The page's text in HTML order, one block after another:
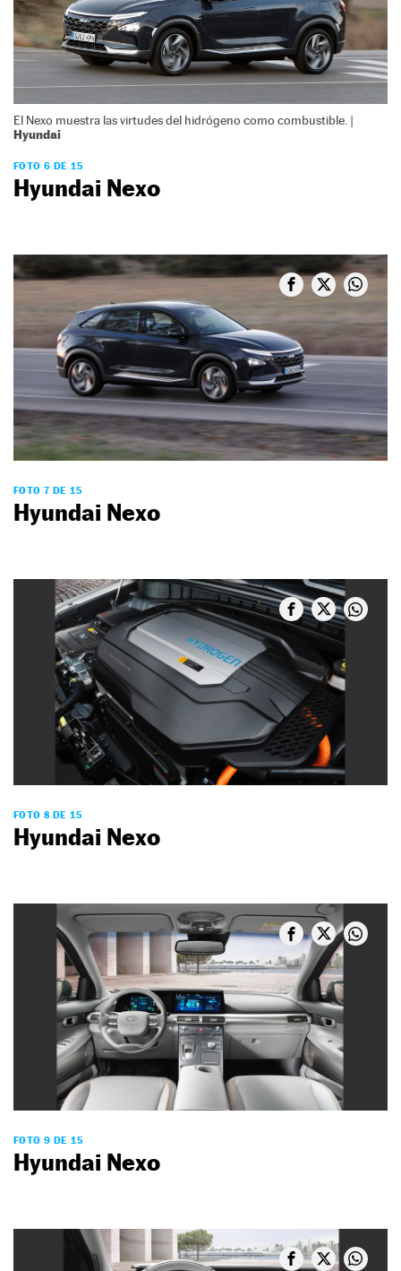
El Nexo muestra las virtudes del hidrógeno como combustible. |
Hyundai
FOTO 6 DE 15
Hyundai Nexo
FOTO 7 DE 15
Hyundai Nexo
FOTO 8 DE 15
Hyundai Nexo
FOTO 9 DE 15
Hyundai Nexo